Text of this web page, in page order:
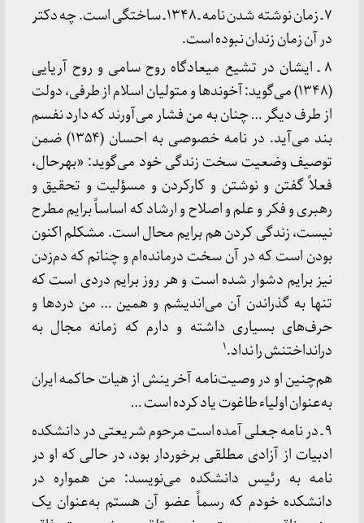
۷ ـ زمان نوشته شدن نامه ـ ۱۳۴۸ ـ ساختگی است. چه دکتر
در آن زمان زندان نبوده است.
۸ ـ ایشان در تشیع میعادگاه روح سامی و روح آریایی
(۱۳۴۸) می‌گوید: آخوندها و متولیان اسلام از طرفی، دولت
از طرف دیگر … چنان به من فشار می‌آورند که دارد نفسم
بند می‌آید. در نامه خصوصی به احسان (۱۳۵۴) ضمن
توصیف وضعیت سخت زندگی خود می‌گوید: «بهرحال،
فعلاً گفتن و نوشتن و کارکردن و مسؤلیت و تحقیق و
رهبری و فکر و علم و اصلاح و ارشاد که اساساً برایم مطرح
نیست، زندگی کردن هم برایم محال است. مشکلم اکنون
بودن است که در آن سخت درمانده‌ام و چنانم که دم‌زدن
نیز برایم دشوار شده است و هر روز برایم دردی است که
تنها به گذراندن آن می‌اندیشم و همین … من دردها و
حرف‌های بسیاری داشته و دارم که زمانه مجال به
درانداختنش را نداد.۱
هم‌چنین او در وصیت‌نامه آخرینش از هیات حاکمه ایران
به‌عنوان اولیاء طاغوت یاد کرده است …
۹ ـ در نامه جعلی آمده است مرحوم شریعتی در دانشکده
ادبیات از آزادی مطلقی برخوردار بود، در حالی که او در
نامه به رئیس دانشکده می‌نویسد: من همواره در
دانشکده خودم که رسماً عضو آن هستم به‌عنوان یک